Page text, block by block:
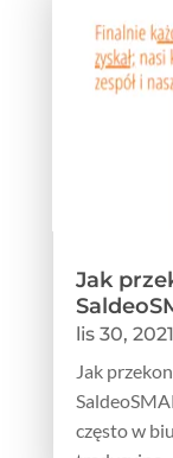
Jak
lis 30, 2021
Jak
często w